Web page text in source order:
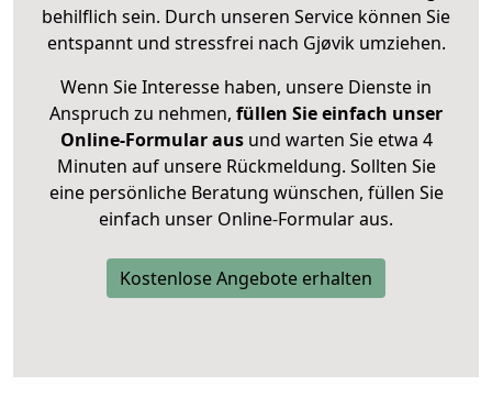
behilflich sein. Durch unseren Service können Sie
entspannt und stressfrei nach Gjøvik umziehen.
Wenn Sie Interesse haben, unsere Dienste in
Anspruch zu nehmen, füllen Sie einfach unser
Online-Formular ausund warten Sie etwa 4
Minuten auf unsere Rückmeldung. Sollten Sie
eine persönliche Beratung wünschen, füllen Sie
einfach unser Online-Formular aus.
Kostenlose Angebote erhalten